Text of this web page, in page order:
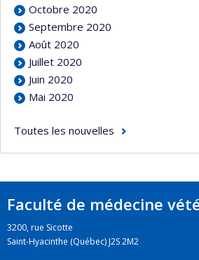
Octobre 2020
Septembre 2020
Août 2020
Juillet 2020
Juin 2020
Mai 2020
Toutes les nouvelles
Faculté de médecine
3200, rue Sicotte
Saint-Hyacinthe (Québec) J2S 2M2